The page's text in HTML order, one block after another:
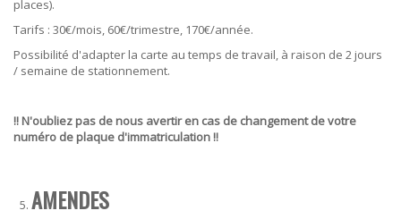
places).
Tarifs : 30€/mois, 60€/trimestre, 170€/année.
Possibilité d'adapter la carte au temps de travail, à raison de 2 jours
/ semaine de stationnement.
!! N'oubliez pas de nous avertir en cas de changement de votre
numéro de plaque d'immatriculation !!
AMENDES